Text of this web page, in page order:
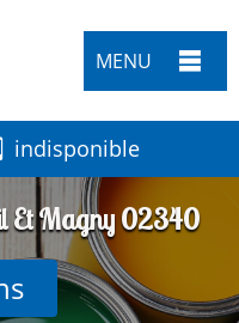
MENU
indisponible
Et Magny 02340